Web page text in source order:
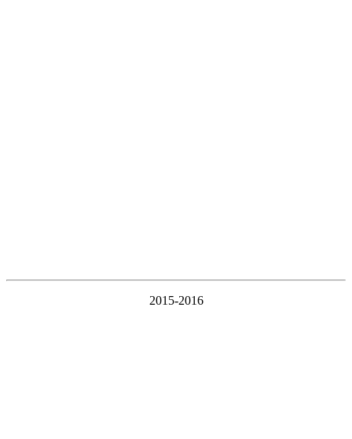
2015-2016